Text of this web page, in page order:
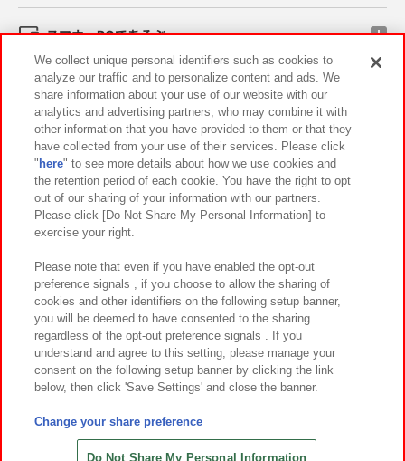
スマホ・PCであそぶ
イベント・キャンペーン
関連会社 サステナビリティ サイトポリシー
プライバシーポリシー ウェブアクセシビリティ方針と検証結果
お取引先さまとともに
カスタマーハラスメント対応方針 よくあるご質問・お問い合わせ
©Bandai Namco Amusement Inc.
©Bandai Namco Amusement Lab Inc.
©HANAYASHIKI Co., Ltd. All Rights Reserved.
We collect unique personal identifiers such as cookies to
analyze our traffic and to personalize content and ads. We
share information about your use of our website with our
analytics and advertising partners, who may combine it with
other information that you have provided to them or that they
have collected from your use of their services. Please click
" here" to see more details about how we use cookies and
the retention period of each cookie. You have the right to opt
out of our sharing of your information with our partners.
Please click [Do Not Share My Personal Information] to
exercise your right.
Please note that even if you have enabled the opt-out
preference signals , if you choose to allow the sharing of
cookies and other identifiers on the following setup banner,
you will be deemed to have consented to the sharing
regardless of the opt-out preference signals . If you
understand and agree to this setting, please manage your
consent on the following setup banner by clicking the link
below, then click 'Save Settings' and close the banner.
Change your share preference
Do Not Share My Personal Information